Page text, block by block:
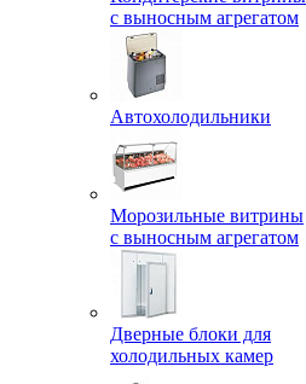
с выносным агрегатом
Автохолодильники
Морозильные витрины
с выносным агрегатом
Дверные блоки для
холодильных камер